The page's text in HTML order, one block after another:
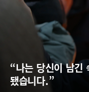
“나는 당신이 남긴
됐습니다.”